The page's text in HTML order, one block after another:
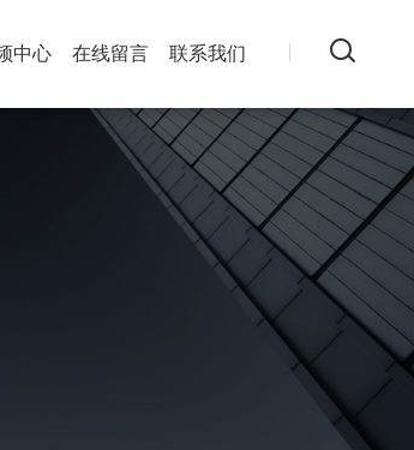
中心 在线留言 联系我们